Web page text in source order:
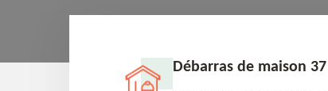
37 Débarras de maison 37